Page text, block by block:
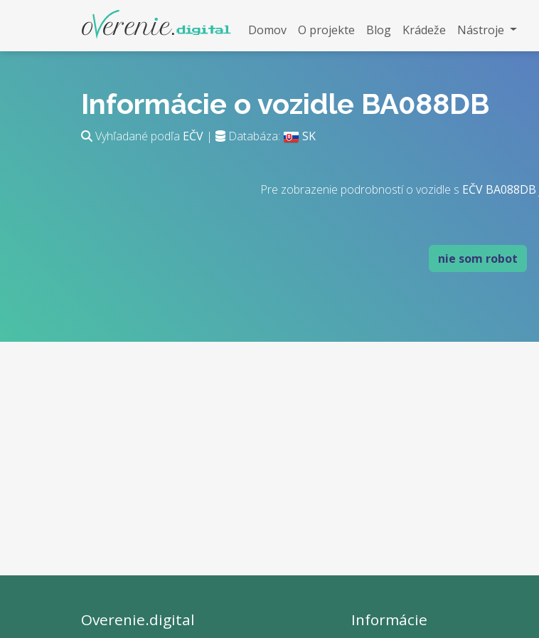
Domov O projekte Blog Krádeže Nástroje
Informácie o vozidle BA088DB
Vyhľadané podľa EČV | Databáza: SK
Pre zobrazenie podrobností o vozidle s EČV BA088DB
nie som robot
Overenie.digital Informácie